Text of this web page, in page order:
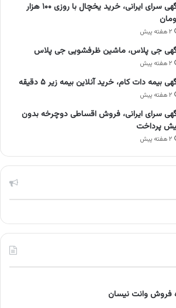
آگهی سرای ایرانی، خرید یخچال با روزی ۱۰۰ هزار
۲ هفته پیش
جی پلاس، ماشین ظرفشویی جی پلاس
۲ هفته پیش
بیمه دات کام، خرید آنلاین بیمه زیر ۵ دقیقه
۲ هفته پیش
سرای ایرانی، فروش اقساطی دوچرخه بدون
پرداخت
۲ هفته پیش
فروش وانت نیسان